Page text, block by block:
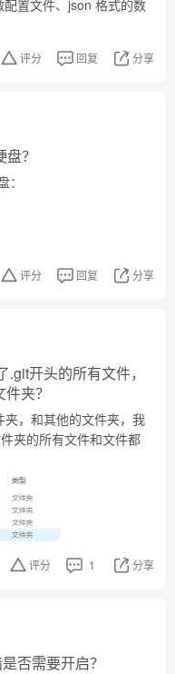
置文件、json 格式的数
评分 回复 分享
？
评分 回复 分享
开头的所有文件，
夹？
，和其他的文件夹，我
夹的所有文件和文件都
评分 1 分享
否需要开启？